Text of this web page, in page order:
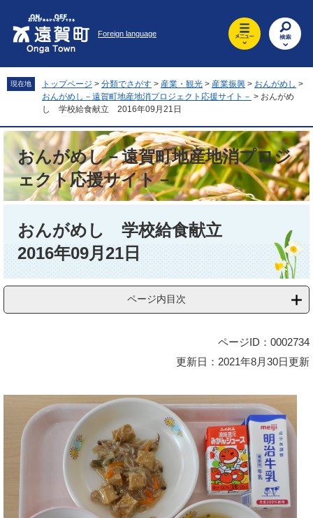
先
頭
。
を
飛
て
へ
Foreign language
現在地 トップページ > 分類でさがす > 産業・観光 > 産業振興 > おんがめし >
おんがめし－遠賀町地産地消プロジェクト応援サイト－ > おんがめ
し 学校給食献立 2016年09月21日
おんがめし－遠賀町地産地消プロジ
ェクト応援サイト－
おんがめし 学校給食献立
2016年09月21日
ページ内目次
ページID：0002734
更新日：2021年8月30日更新